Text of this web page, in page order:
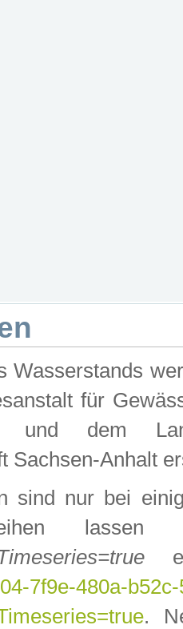
Wasserstands
für
und dem
Sachsen-Anhalt
sind nur bei
7f9e-480a-
.